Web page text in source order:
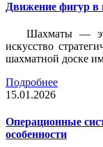
Движение фигур в
Шахматы —
искусство
шахматной доске
Подробнее
15.01.2026
Операционные
особенности